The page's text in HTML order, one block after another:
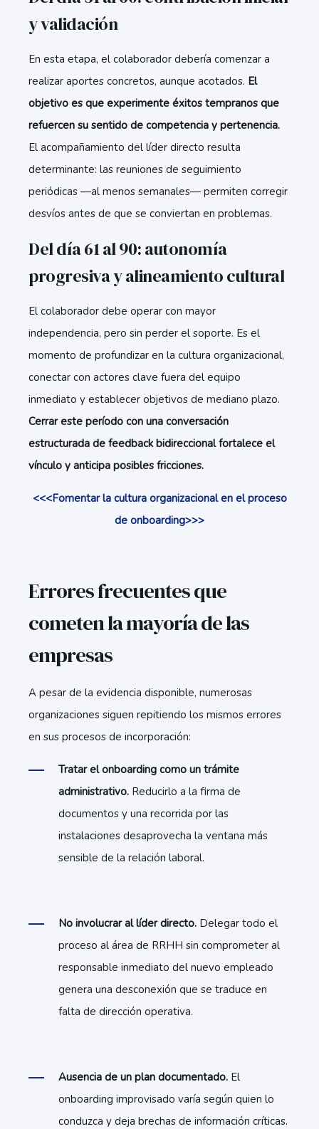
y validación
En esta etapa, el colaborador debería comenzar a
realizar aportes concretos, aunque acotados. El
objetivo es que experimente éxitos tempranos que
refuercen su sentido de competencia y pertenencia.
El acompañamiento del líder directo resulta
determinante: las reuniones de seguimiento
periódicas —al menos semanales— permiten corregir
desvíos antes de que se conviertan en problemas.
Del día 61 al 90: autonomía
progresiva y alineamiento cultural
El colaborador debe operar con mayor
independencia, pero sin perder el soporte. Es el
momento de profundizar en la cultura organizacional,
conectar con actores clave fuera del equipo
inmediato y establecer objetivos de mediano plazo.
Cerrar este período con una conversación
estructurada de feedback bidireccional fortalece el
vínculo y anticipa posibles fricciones.
<<<Fomentar la cultura organizacional en el proceso
de onboarding>>>
Errores frecuentes que
cometen la mayoría de las
empresas
A pesar de la evidencia disponible, numerosas
organizaciones siguen repitiendo los mismos errores
en sus procesos de incorporación:
Tratar el onboarding como un trámite
administrativo. Reducirlo a la firma de
documentos y una recorrida por las
instalaciones desaprovecha la ventana más
sensible de la relación laboral.
No involucrar al líder directo. Delegar todo el
proceso al área de RRHH sin comprometer al
responsable inmediato del nuevo empleado
genera una desconexión que se traduce en
falta de dirección operativa.
Ausencia de un plan documentado. El
onboarding improvisado varía según quien lo
conduzca y deja brechas de información críticas.